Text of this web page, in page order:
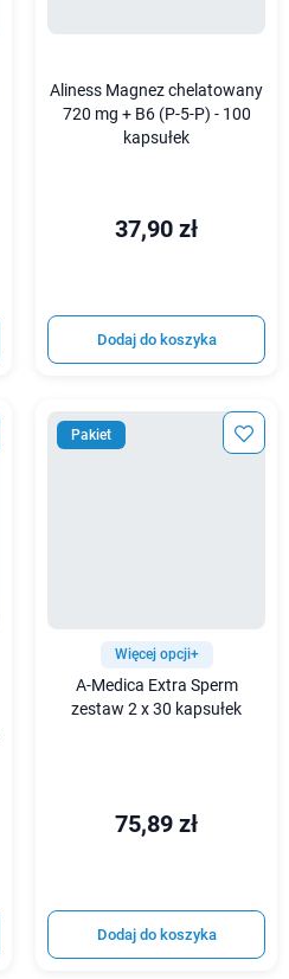
Aliness Magnez chelatowany
720 mg + B6 (P-5-P) - 100
kapsułek
37,90 zł
Dodaj do koszyka
Pakiet
Więcej opcji+
A-Medica Extra Sperm
zestaw 2 x 30 kapsułek
75,89 zł
Dodaj do koszyka